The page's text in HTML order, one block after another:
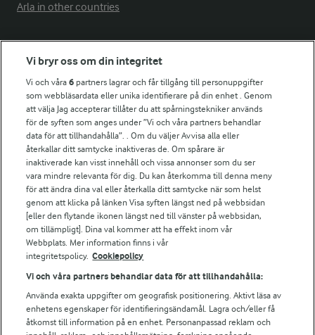
Arla in other countries
Fler Arlasajter
För ägare
Arlas kundportal
Arla.com
Falbygdens Ost
Arla webbshop
Bildbank
Följ oss
Vi bryr oss om din integritet
Vi och våra6 partners lagrar och får tillgång till personuppgifter
som webbläsardata eller unika identifierare på din enhet . Genom
att välja Jag accepterar tillåter du att spårningstekniker används
för de syften som anges under ”Vi och våra partners behandlar
data för att tillhandahålla”. . Om du väljer Avvisa alla eller
återkallar ditt samtycke inaktiveras de. Om spårare är
inaktiverade kan visst innehåll och vissa annonser som du ser
vara mindre relevanta för dig. Du kan återkomma till denna meny
för att ändra dina val eller återkalla ditt samtycke när som helst
genom att klicka på länken Visa syften längst ned på webbsidan
[eller den flytande ikonen längst ned till vänster på webbsidan,
om tillämpligt]. Dina val kommer att ha effekt inom vår
Webbplats. Mer information finns i vår
integritetspolicy. Cookiepolicy
Vi och våra partners behandlar data för att tillhandahålla:
Använda exakta uppgifter om geografisk positionering. Aktivt läsa av
enhetens egenskaper för identifieringsändamål. Lagra och/eller få
åtkomst till information på en enhet. Personanpassad reklam och